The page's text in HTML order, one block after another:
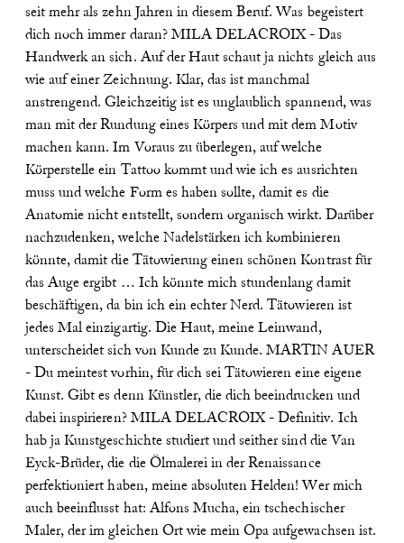
seit mehr als zehn Jahren in diesem Beruf. Was begeistert
dich noch immer daran? MILA DELACROIX - Das
Handwerk an sich. Auf der Haut schaut ja nichts gleich aus
wie auf einer Zeichnung. Klar, das ist manchmal
anstrengend. Gleichzeitig ist es unglaublich spannend, was
man mit der Rundung eines Körpers und mit dem Motiv
machen kann. Im Voraus zu überlegen, auf welche
Körperstelle ein Tattoo kommt und wie ich es ausrichten
muss und welche Form es haben sollte, damit es die
Anatomie nicht entstellt, sondern organisch wirkt. Darüber
nachzudenken, welche Nadelstärken ich kombinieren
könnte, damit die Tätowierung einen schönen Kontrast für
das Auge ergibt … Ich könnte mich stundenlang damit
beschäftigen, da bin ich ein echter Nerd. Tätowieren ist
jedes Mal einzigartig. Die Haut, meine Leinwand,
unterscheidet sich von Kunde zu Kunde. MARTIN AUER
- Du meintest vorhin, für dich sei Tätowieren eine eigene
Kunst. Gibt es denn Künstler, die dich beeindrucken und
dabei inspirieren? MILA DELACROIX - Definitiv. Ich
hab ja Kunstgeschichte studiert und seither sind die Van
Eyck-Brüder, die die Ölmalerei in der Renaissance
perfektioniert haben, meine absoluten Helden! Wer mich
auch beeinflusst hat: Alfons Mucha, ein tschechischer
Maler, der im gleichen Ort wie mein Opa aufgewachsen ist.